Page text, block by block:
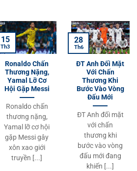
Ronaldo Chấn
Thương Nặng,
Yamal Lỡ Cơ
Hội Gặp Messi
Ronaldo chấn
thương nặng,
Yamal lỡ cơ hội
gặp Messi gây
xôn xao giới
truyền [...]
15
Th3
ĐT Anh Đối Mặt
Với Chấn
Thương Khi
Bước Vào Vòng
Đấu Mới
ĐT Anh đối mặt
với chấn
thương khi
bước vào vòng
đấu mới đang
khiến [...]
28
Th6